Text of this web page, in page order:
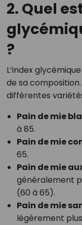
2. Quel
?
L’index
de sa
différentes
Pain de mie
à 85.
Pain de mie
65.
Pain de mie
généralement
(60 à 65).
Pain de mie
légèrement